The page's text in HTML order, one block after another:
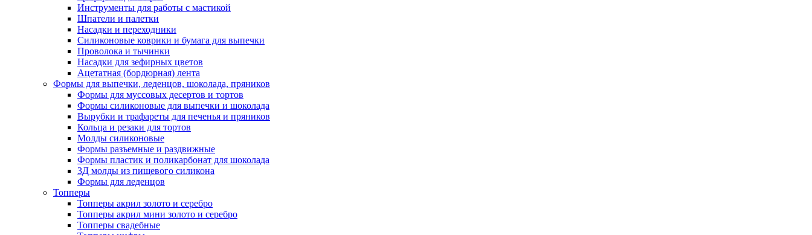
Инструменты для работы с мастикой
Шпатели и палетки
Насадки и переходники
Силиконовые коврики и бумага для выпечки
Проволока и тычинки
Насадки для зефирных цветов
Ацетатная (бордюрная) лента
Формы для выпечки, леденцов, шоколада, пряников
Формы для муссовых десертов и тортов
Формы силиконовые для выпечки и шоколада
Вырубки и трафареты для печенья и пряников
Кольца и резаки для тортов
Молды силиконовые
Формы разъемные и раздвижные
Формы пластик и поликарбонат для шоколада
3Д молды из пищевого силикона
Формы для леденцов
Топперы
Топперы акрил золото и серебро
Топперы акрил мини золото и серебро
Топперы свадебные